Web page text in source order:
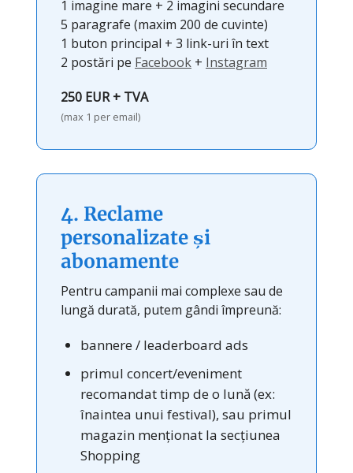
1 imagine mare + 2 imagini secundare
5 paragrafe (maxim 200 de cuvinte)
1 buton principal + 3 link-uri în text
2 postări pe Facebook + Instagram
250 EUR + TVA
(max 1 per email)
4. Reclame
personalizate și
abonamente
Pentru campanii mai complexe sau de
lungă durată, putem gândi împreună:
bannere / leaderboard ads
primul concert/eveniment
recomandat timp de o lună (ex:
înaintea unui festival), sau primul
magazin menționat la secțiunea
Shopping